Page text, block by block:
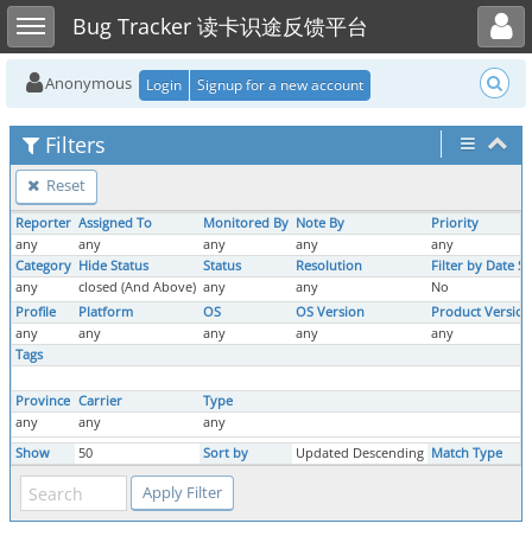
Toggle sidebarBug Tracker 读卡识途反馈平台
Toggle user menu
Anonymous Login Signup for a new account
Filters
Reset
Reporter Assigned To Monitored By Note By
Priority
any
any any any
any
Category Hide Status Status Resolution
Filter by Date
any
closed (And Above) any any
No
Profile
Platform OS OS Version
Product Version
any
any any any
any
Tags
Province Carrier
Type
any
any
any
Show
50 Sort by Updated Descending Match Type